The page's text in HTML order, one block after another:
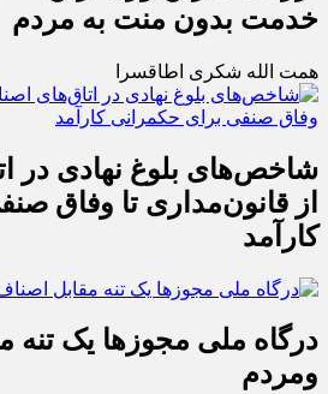
خدمت بدون منت به مردم
همت الله شکری اطاقسرا
شاخص‌های بلوغ نهادی در
از قانون‌مداری تا وفاق
کارآمد
درگاه ملی مجوزها یک تنه
ومردم